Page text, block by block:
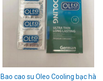
Bao cao su Oleo Cooling bạc hà